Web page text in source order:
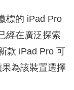
標的 iPad Pro
經在廣泛探索
款 iPad Pro 可
為該裝置選擇